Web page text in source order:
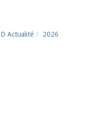
Actualité
2026